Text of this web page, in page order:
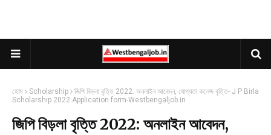
হোম Scholarship
জিপি বিড়লা বৃত্তি 2022: অনলাইন আবেদন, যোগ্যতা কলেজ বৃত্তি- J P Birla
Scholarship 2022 Application form-Westbengaljob.in
জিপি বিড়লা বৃত্তি 2022: অনলাইন আবেদন,